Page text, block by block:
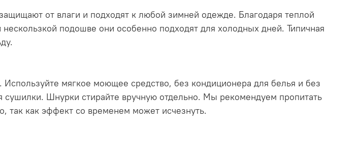
от влаги и подходят к любой зимней одежде. Благодаря теплой
подошве они особенно подходят для холодных дней. Типичная
мягкое моющее средство, без кондиционера для белья и без
Шнурки стирайте вручную отдельно. Мы рекомендуем пропитать
так как эффект со временем может исчезнуть.